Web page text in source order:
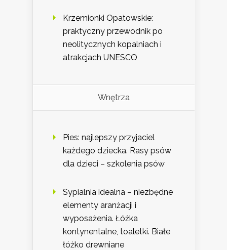
Krzemionki Opatowskie:
praktyczny przewodnik po
neolitycznych kopalniach i
atrakcjach UNESCO
Wnętrza
Pies: najlepszy przyjaciel
każdego dziecka. Rasy psów
dla dzieci – szkolenia psów
Sypialnia idealna – niezbędne
elementy aranżacji i
wyposażenia. Łóżka
kontynentalne, toaletki. Białe
łóżko drewniane